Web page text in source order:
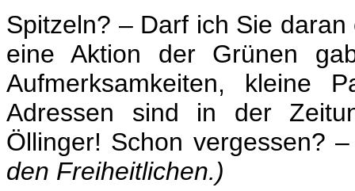
Spitzeln? – Darf ich Sie
eine Aktion der Grünen
Aufmerksamkeiten, kleine
Adressen sind in der
Öllinger! Schon vergessen?
den Freiheitlichen.)